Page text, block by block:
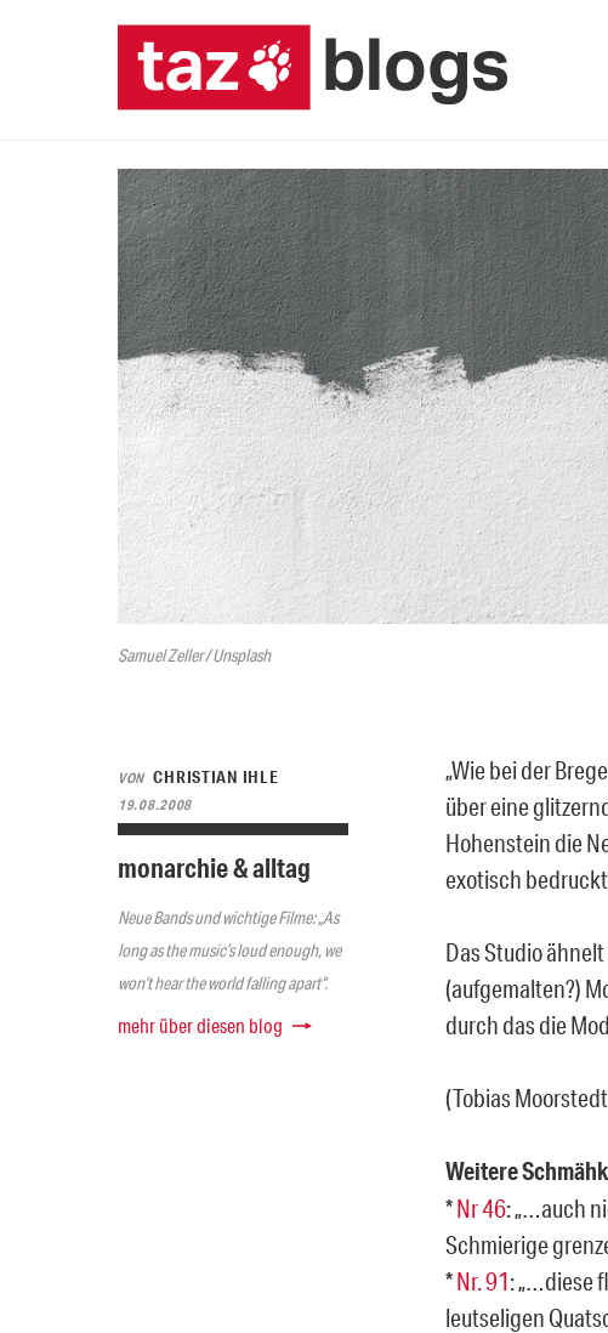
Samuel Zeller / Unsplash
VON CHRISTIAN IHLE
19.08.2008
monarchie & alltag
Neue Bands und wichtige Filme: „As
long as the music’s loud enough, we
won’t hear the world falling apart“.
mehr über diesen blog
„Wie bei der
über eine
Hohenstein die
exotisch
Das Studio
(aufgemalten?)
durch das die
(Tobias
Weitere
*Nr 46: „…auch
Schmierige
*Nr. 91: „…diese
leutseligen